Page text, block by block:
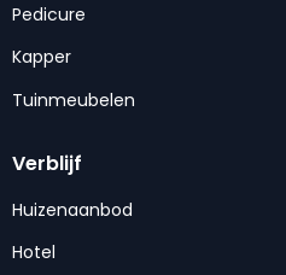
Pedicure
Kapper
Tuinmeubelen
Verblijf
Huizenaanbod
Hotel